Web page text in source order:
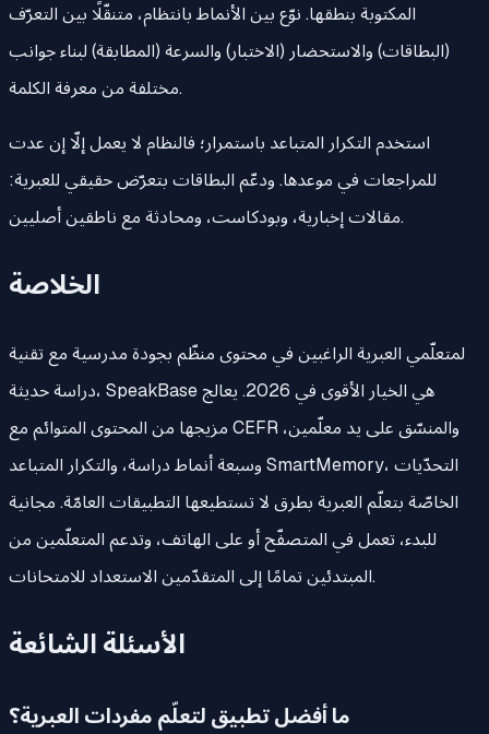
المكتوبة بنطقها. نوّع بين الأنماط بانتظام، متنقّلًا بين التعرّف
(البطاقات) والاستحضار (الاختبار) والسرعة (المطابقة) لبناء جوانب
مختلفة من معرفة الكلمة.
استخدم التكرار المتباعد باستمرار؛ فالنظام لا يعمل إلّا إن عدت
للمراجعات في موعدها. ودعّم البطاقات بتعرّض حقيقي للعبرية:
مقالات إخبارية، وبودكاست، ومحادثة مع ناطقين أصليين.
الخلاصة
لمتعلّمي العبرية الراغبين في محتوى منظّم بجودة مدرسية مع تقنية
دراسة حديثة، SpeakBase هي الخيار الأقوى في 2026. يعالج
مزيجها من المحتوى المتوائم مع CEFR والمنسّق على يد معلّمين،
وسبعة أنماط دراسة، والتكرار المتباعد SmartMemory، التحدّيات
الخاصّة بتعلّم العبرية بطرق لا تستطيعها التطبيقات العامّة. مجانية
للبدء، تعمل في المتصفّح أو على الهاتف، وتدعم المتعلّمين من
المبتدئين تمامًا إلى المتقدّمين الاستعداد للامتحانات.
الأسئلة الشائعة
ما أفضل تطبيق لتعلّم مفردات العبرية؟